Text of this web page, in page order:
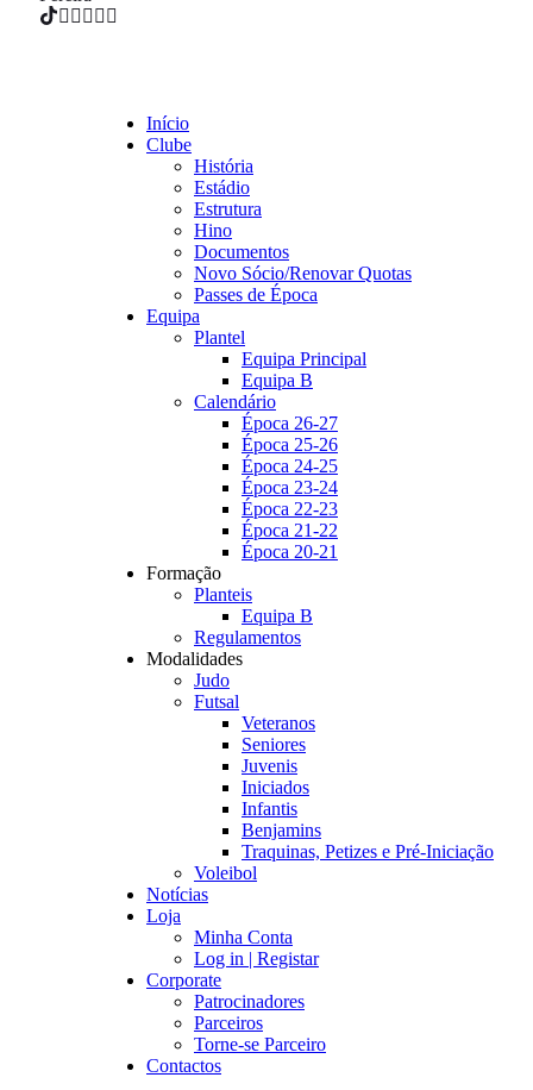
Início
Clube
História
Estádio
Estrutura
Hino
Documentos
Novo Sócio/Renovar Quotas
Passes de Época
Equipa
Plantel
Equipa Principal
Equipa B
Calendário
Época 26-27
Época 25-26
Época 24-25
Época 23-24
Época 22-23
Época 21-22
Época 20-21
Formação
Planteis
Equipa B
Regulamentos
Modalidades
Judo
Futsal
Veteranos
Seniores
Juvenis
Iniciados
Infantis
Benjamins
Traquinas, Petizes e Pré-Iniciação
Voleibol
Notícias
Loja
Minha Conta
Log in | Registar
Corporate
Patrocinadores
Parceiros
Torne-se Parceiro
Contactos